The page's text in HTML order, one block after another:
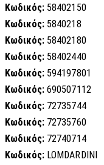
Κωδικός: 58402150
Κωδικός: 5840218
Κωδικός: 58402180
Κωδικός: 58402440
Κωδικός: 594197801
Κωδικός: 690507112
Κωδικός: 72735744
Κωδικός: 72735760
Κωδικός: 72740714
Κωδικός: LOMDARDINI